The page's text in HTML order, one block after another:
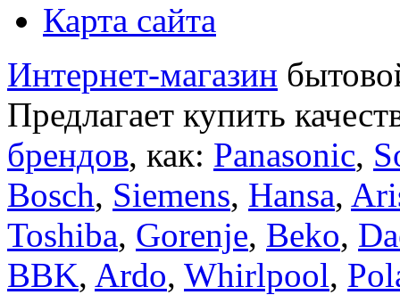
Карта сайта
Интернет-магазин
Предлагает купить
брендов, как: Panasonic,
Bosch, Siemens, Hansa,
Toshiba, Gorenje, Beko,
BBK, Ardo, Whirlpool,